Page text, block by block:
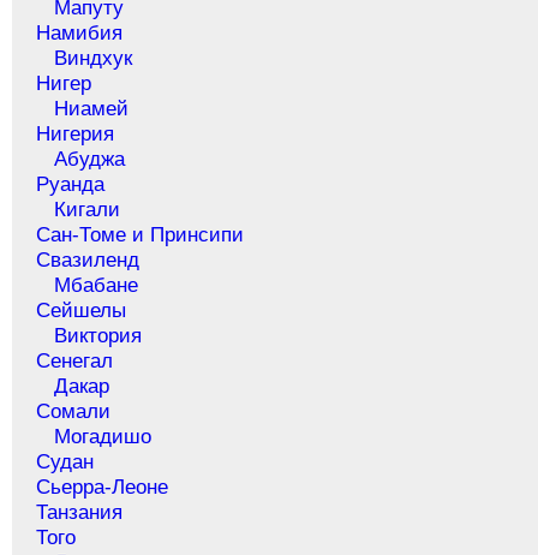
Мапуту
Намибия
Виндхук
Нигер
Ниамей
Нигерия
Абуджа
Руанда
Кигали
Сан-Томе и Принсипи
Свазиленд
Мбабане
Сейшелы
Виктория
Сенегал
Дакар
Сомали
Могадишо
Судан
Сьерра-Леоне
Танзания
Того